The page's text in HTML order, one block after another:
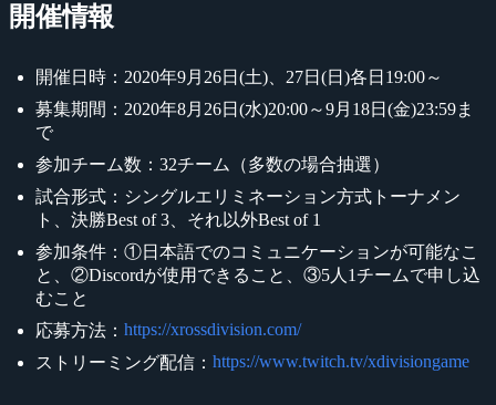
開催情報
開催日時：2020年9月26日(土)、27日(日)各日19:00～
募集期間：2020年8月26日(水)20:00～9月18日(金)23:59ま
で
参加チーム数：32チーム（多数の場合抽選）
試合形式：シングルエリミネーション方式トーナメン
ト、決勝Best of 3、それ以外Best of 1
参加条件：①日本語でのコミュニケーションが可能なこ
と、②Discordが使用できること、③5人1チームで申し込
むこと
応募方法： https://xrossdivision.com/
ストリーミング配信： https://www.twitch.tv/xdivisiongame